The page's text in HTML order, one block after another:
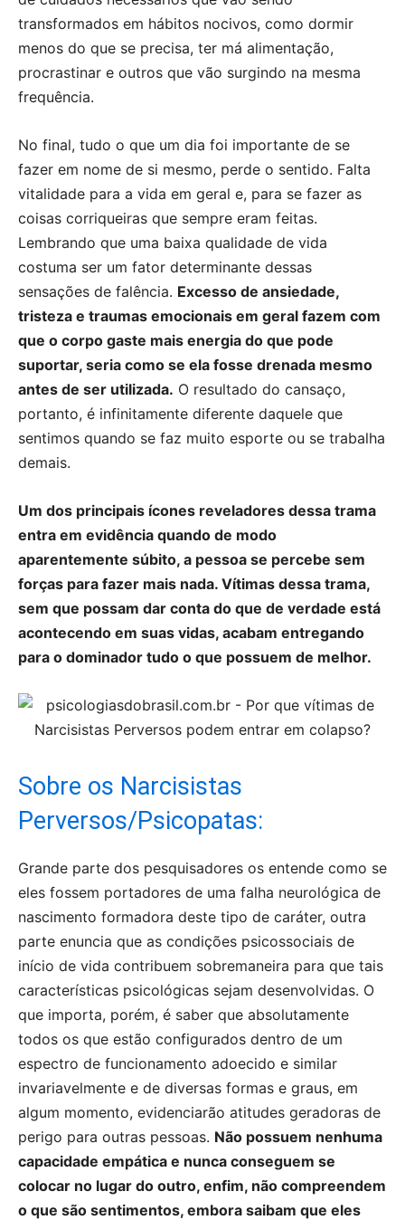
transformados em hábitos nocivos, como dormir
menos do que se precisa, ter má alimentação,
procrastinar e outros que vão surgindo na mesma
frequência.
No final, tudo o que um dia foi importante de se
fazer em nome de si mesmo, perde o sentido. Falta
vitalidade para a vida em geral e, para se fazer as
coisas corriqueiras que sempre eram feitas.
Lembrando que uma baixa qualidade de vida
costuma ser um fator determinante dessas
sensações de falência. Excesso de ansiedade,
tristeza e traumas emocionais em geral fazem com
que o corpo gaste mais energia do que pode
suportar, seria como se ela fosse drenada mesmo
antes de ser utilizada. O resultado do cansaço,
portanto, é infinitamente diferente daquele que
sentimos quando se faz muito esporte ou se trabalha
demais.
Um dos principais ícones reveladores dessa trama
entra em evidência quando de modo
aparentemente súbito, a pessoa se percebe sem
forças para fazer mais nada. Vítimas dessa trama,
sem que possam dar conta do que de verdade está
acontecendo em suas vidas, acabam entregando
para o dominador tudo o que possuem de melhor.
Sobre os Narcisistas
Perversos/Psicopatas:
Grande parte dos pesquisadores os entende como se
eles fossem portadores de uma falha neurológica de
nascimento formadora deste tipo de caráter, outra
parte enuncia que as condições psicossociais de
início de vida contribuem sobremaneira para que tais
características psicológicas sejam desenvolvidas. O
que importa, porém, é saber que absolutamente
todos os que estão configurados dentro de um
espectro de funcionamento adoecido e similar
invariavelmente e de diversas formas e graus, em
algum momento, evidenciarão atitudes geradoras de
perigo para outras pessoas. Não possuem nenhuma
capacidade empática e nunca conseguem se
colocar no lugar do outro, enfim, não compreendem
o que são sentimentos, embora saibam que eles